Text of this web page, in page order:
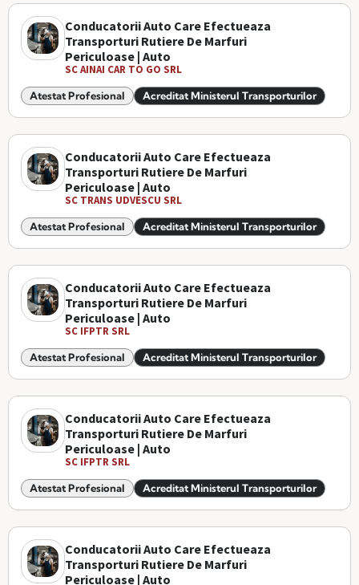
Conducatorii Auto Care Efectueaza
Transporturi Rutiere De Marfuri
Periculoase | Auto
SC AINAI CAR TO GO SRL
Atestat Profesional Acreditat Ministerul Transporturilor
Conducatorii Auto Care Efectueaza
Transporturi Rutiere De Marfuri
Periculoase | Auto
SC TRANS UDVESCU SRL
Atestat Profesional Acreditat Ministerul Transporturilor
Conducatorii Auto Care Efectueaza
Transporturi Rutiere De Marfuri
Periculoase | Auto
SC IFPTR SRL
Atestat Profesional Acreditat Ministerul Transporturilor
Conducatorii Auto Care Efectueaza
Transporturi Rutiere De Marfuri
Periculoase | Auto
SC IFPTR SRL
Atestat Profesional Acreditat Ministerul Transporturilor
Conducatorii Auto Care Efectueaza
Transporturi Rutiere De Marfuri
Periculoase | Auto